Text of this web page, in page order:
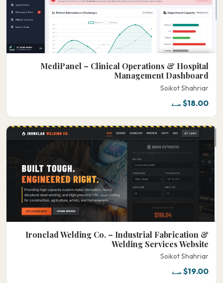
MediPanel – Clinical Operations & Hospital
Management Dashboard
Soikot Shahriar
$18.00 سے
Ironclad Welding Co. – Industrial Fabrication &
Welding Services Website
Soikot Shahriar
$19.00 سے